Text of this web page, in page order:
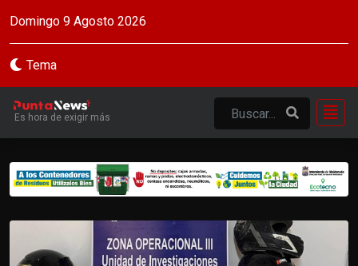
Domingo 9 Agosto 2026
Tema
Es hora de exigir más